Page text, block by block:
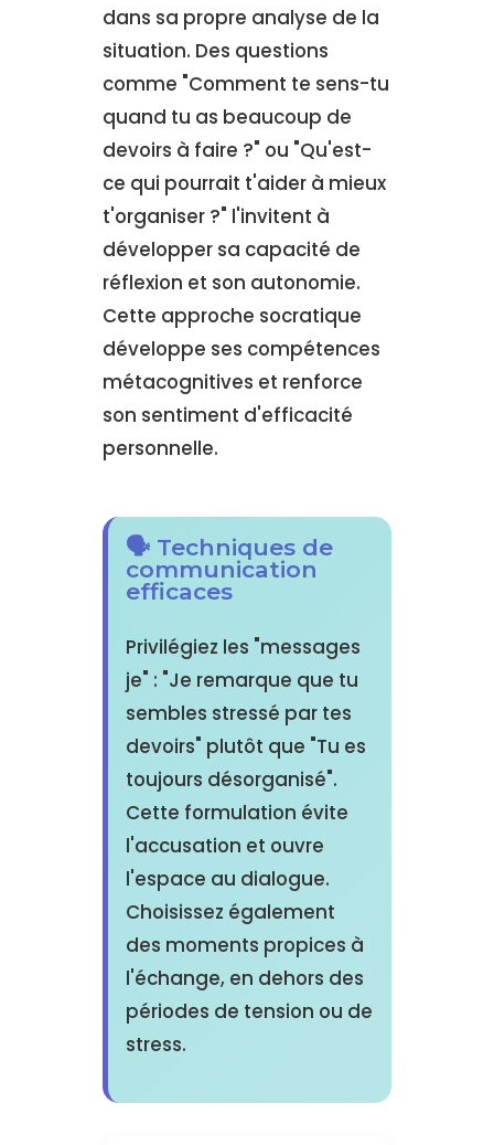
dans sa propre analyse de la
situation. Des questions
comme "Comment te sens-tu
quand tu as beaucoup de
devoirs à faire ?" ou "Qu'est-
ce qui pourrait t'aider à mieux
t'organiser ?" l'invitent à
développer sa capacité de
réflexion et son autonomie.
Cette approche socratique
développe ses compétences
métacognitives et renforce
son sentiment d'efficacité
personnelle.
🗣️ Techniques de
communication
efficaces
Privilégiez les "messages
je" : "Je remarque que tu
sembles stressé par tes
devoirs" plutôt que "Tu es
toujours désorganisé".
Cette formulation évite
l'accusation et ouvre
l'espace au dialogue.
Choisissez également
des moments propices à
l'échange, en dehors des
périodes de tension ou de
stress.